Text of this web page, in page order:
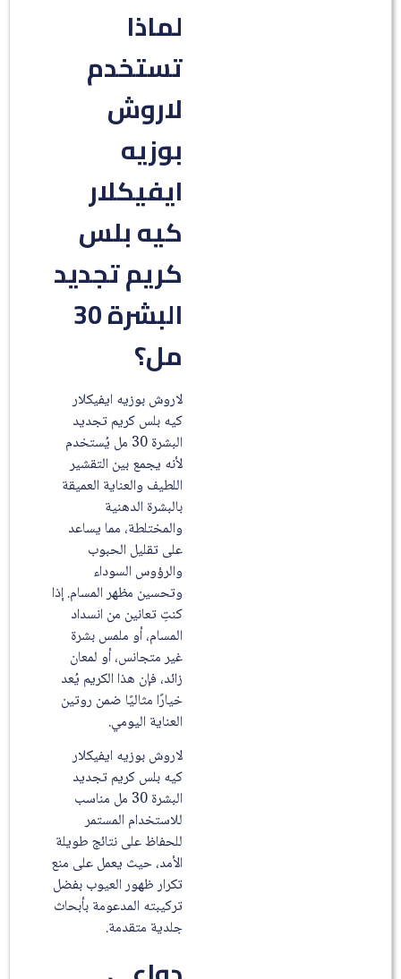
لماذا
تستخدم
لاروش
بوزيه
ايفيكلار
كيه بلس
كريم تجديد
البشرة 30
مل؟
لاروش بوزيه ايفيكلار
كيه بلس كريم تجديد
البشرة 30 مل يُستخدم
لأنه يجمع بين التقشير
اللطيف والعناية العميقة
بالبشرة الدهنية
والمختلطة، مما يساعد
على تقليل الحبوب
والرؤوس السوداء
وتحسين مظهر المسام. إذا
كنتِ تعانين من انسداد
المسام، أو ملمس بشرة
غير متجانس، أو لمعان
زائد، فإن هذا الكريم يُعد
خيارًا مثاليًا ضمن روتين
العناية اليومي.
لاروش بوزيه ايفيكلار
كيه بلس كريم تجديد
البشرة 30 مل مناسب
للاستخدام المستمر
للحفاظ على نتائج طويلة
الأمد، حيث يعمل على منع
تكرار ظهور العيوب بفضل
تركيبته المدعومة بأبحاث
جلدية متقدمة.